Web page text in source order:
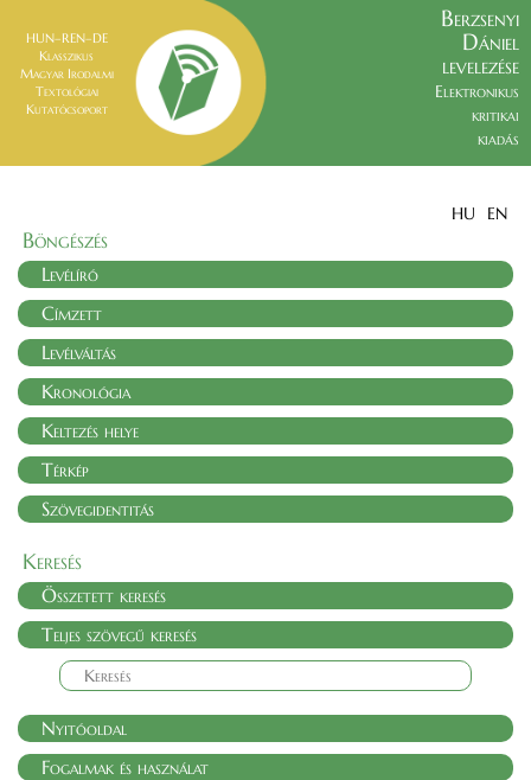
HUN–REN–DE
Klasszikus
Magyar Irodalmi
Textológiai
Kutatócsoport
Berzsenyi
Dániel
levelezése
Elektronikus
kritikai
kiadás
HU EN
Böngészés
Levélíró
Címzett
Levélváltás
Kronológia
Keltezés helye
Térkép
Szövegidentitás
Keresés
Összetett keresés
Teljes szövegű keresés
Nyitóoldal
Fogalmak és használat